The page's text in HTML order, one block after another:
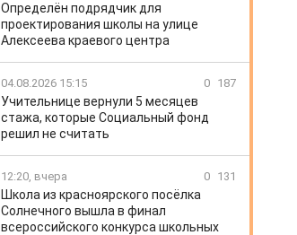
Определён подрядчик для
проектирования школы на улице
Алексеева краевого центра
04.08.2026 15:15 0 187
Учительнице вернули 5 месяцев
стажа, которые Социальный фонд
решил не считать
12:20, вчера 0 131
Школа из красноярского посёлка
Солнечного вышла в финал
всероссийского конкурса школьных